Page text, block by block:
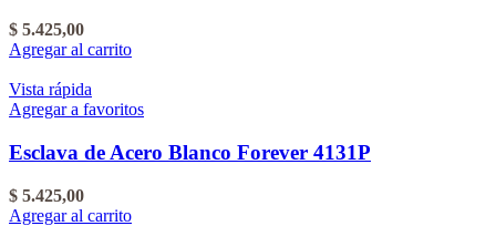
$ 5.425,00
Agregar al carrito
Vista rápida
Agregar a favoritos
Esclava de Acero Blanco Forever 4131P
$ 5.425,00
Agregar al carrito